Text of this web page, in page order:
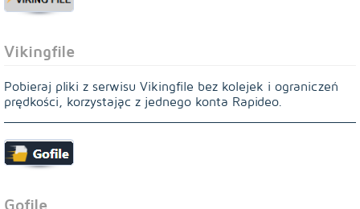
Vikingfile
Pobieraj pliki z serwisu Vikingfile bez kolejek i ograniczeń
prędkości, korzystając z jednego konta Rapideo.
Gofile